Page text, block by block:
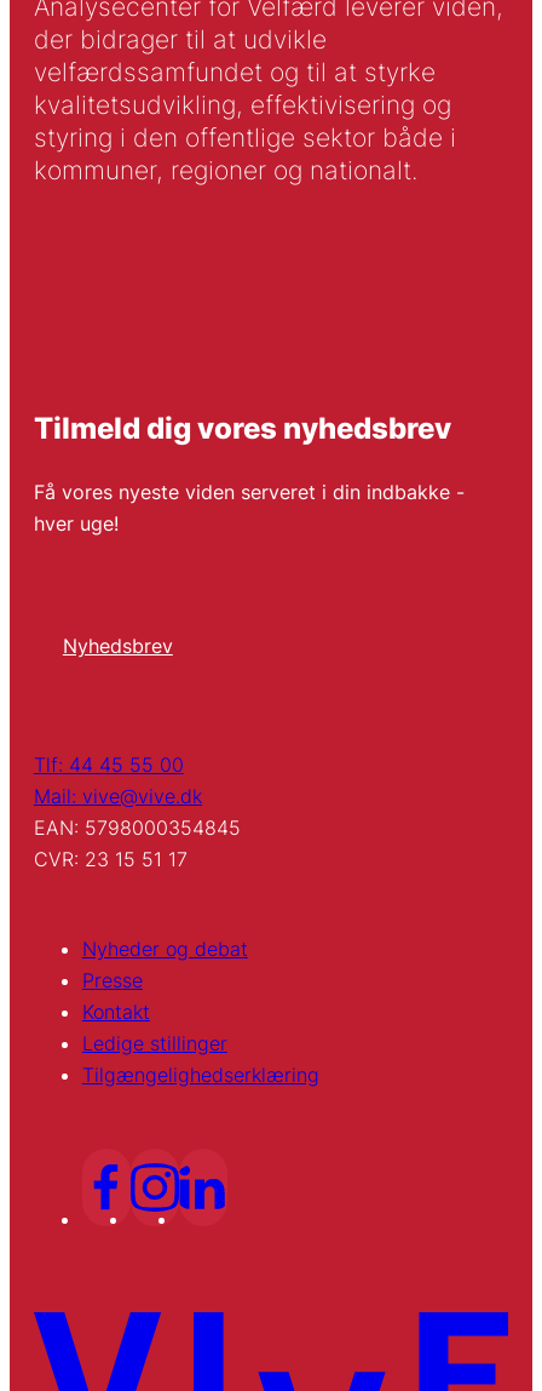
Analysecenter for Velfærd leverer viden,
der bidrager til at udvikle
velfærdssamfundet og til at styrke
kvalitetsudvikling, effektivisering og
styring i den offentlige sektor både i
kommuner, regioner og nationalt.
Tilmeld dig vores nyhedsbrev
Få vores nyeste viden serveret i din indbakke -
hver uge!
Nyhedsbrev
Tlf: 44 45 55 00
Mail: vive@vive.dk
EAN: 5798000354845
CVR: 23 15 51 17
Nyheder og debat
Presse
Kontakt
Ledige stillinger
Tilgængelighedserklæring